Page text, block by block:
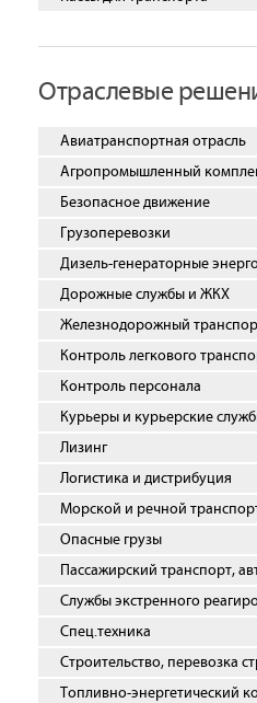
Отраслевые
Авиатранспортная отрасль
Агропромышленный
Безопасное движение
Грузоперевозки
Дизель-генераторные
Дорожные службы и ЖКХ
Железнодорожный
Контроль легкового
Контроль персонала
Курьеры и курьерские
Лизинг
Логистика и дистрибуция
Морской и речной
Опасные грузы
Пассажирский транспорт,
Службы экстренного
Спец.техника
Строительство, перевозка
Топливно-энергетический